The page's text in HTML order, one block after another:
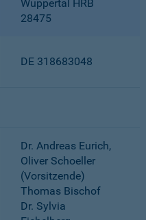
Wuppertal HRB
28475
DE 318683048
Dr. Andreas Eurich,
Oliver Schoeller
(Vorsitzende)
Thomas Bischof
Dr. Sylvia